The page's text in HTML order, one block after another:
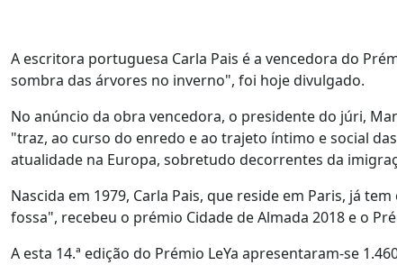
A escritora portuguesa Carla Pais é a vencedora do
sombra das árvores no inverno", foi hoje divulgado.
No anúncio da obra vencedora, o presidente do júri,
"traz, ao curso do enredo e ao trajeto íntimo e social
atualidade na Europa, sobretudo decorrentes da
Nascida em 1979, Carla Pais, que reside em Paris, já
fossa", recebeu o prémio Cidade de Almada 2018 e o
A esta 14.ª edição do Prémio LeYa apresentaram-se